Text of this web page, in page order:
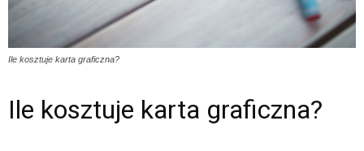
Ile kosztuje karta graficzna?
Ile kosztuje karta graficzna?